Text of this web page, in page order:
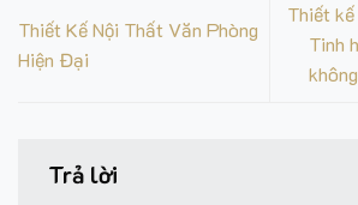
Thiết Kế Nội Thất Văn Phòng
Hiện Đại
Thiết
Tinh
Trả lời